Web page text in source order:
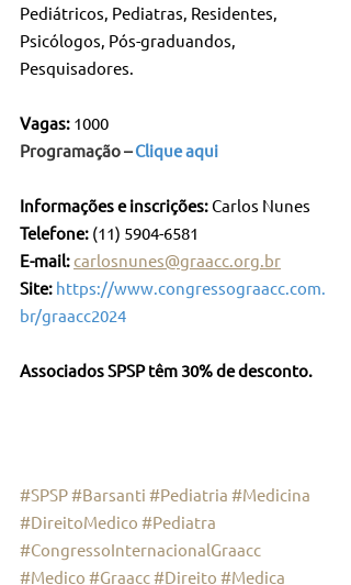
Pediátricos, Pediatras, Residentes,
Psicólogos, Pós-graduandos,
Pesquisadores.
Vagas: 1000
Programação – Clique aqui
Informações e inscrições: Carlos Nunes
Telefone: (11) 5904-6581
E-mail:carlosnunes@graacc.org.br
Site: https://www.congressograacc.com.
br/graacc2024
Associados SPSP têm 30% de desconto.
#SPSP#Barsanti #Pediatria #Medicina
#DireitoMedico #Pediatra
#CongressoInternacionalGraacc
#Medico #Graacc#Direito #Medica